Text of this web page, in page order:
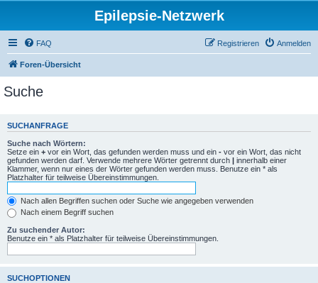
Epilepsie-Netzwerk
FAQ Anmelden
Registrieren
Foren-Übersicht
Suche
SUCHANFRAGE
Suche nach Wörtern:
Setze ein + vor ein Wort, das gefunden werden muss und ein - vor ein Wort, das nicht
gefunden werden darf. Verwende mehrere Wörter getrennt durch | innerhalb einer
Klammer, wenn nur eines der Wörter gefunden werden muss. Benutze ein * als
Platzhalter für teilweise Übereinstimmungen.
Nach allen Begriffen suchen oder Suche wie angegeben verwenden
Nach einem Begriff suchen
Zu suchender Autor:
Benutze ein * als Platzhalter für teilweise Übereinstimmungen.
SUCHOPTIONEN